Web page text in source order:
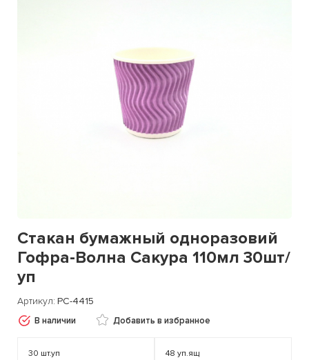
Стакан бумажный одноразовий
Гофра-Волна Сакура 110мл 30шт/
уп
Артикул PC-4415
В наличии Добавить в избранное
30 шт.уп 48 уп.ящ